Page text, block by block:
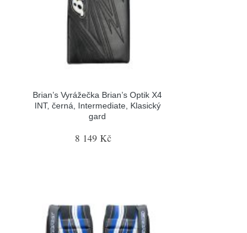
Brian’s Vyrážečka Brian’s Optik X4
INT, černá, Intermediate, Klasický
gard
8 149 Kč